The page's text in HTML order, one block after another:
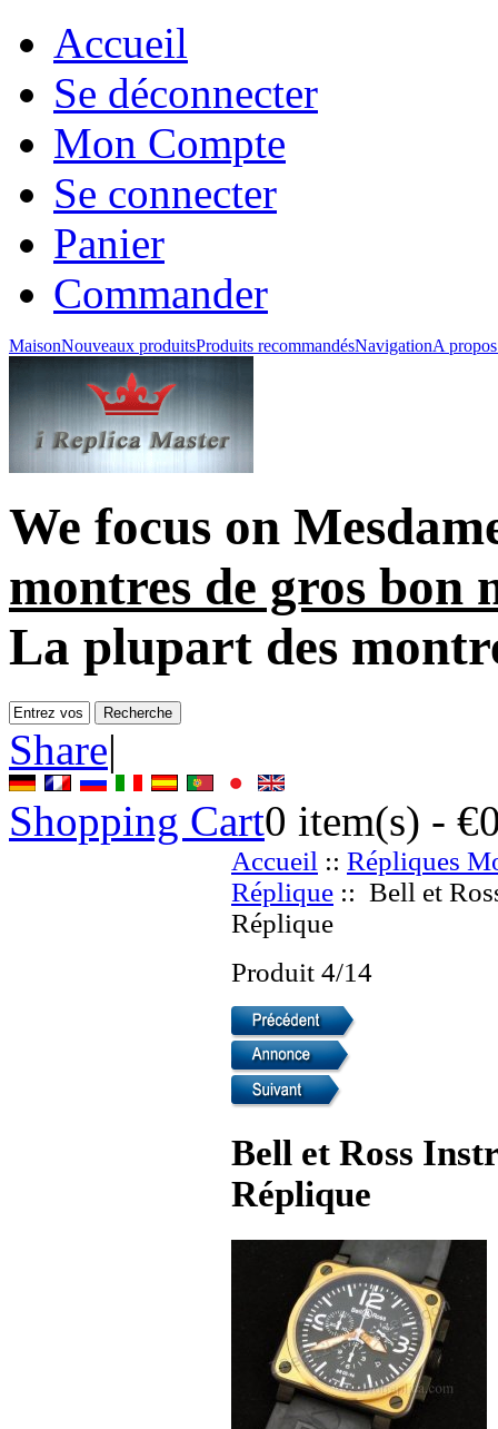
Accueil
Se déconnecter
Mon Compte
Se connecter
Panier
Commander
MaisonNouveaux produitsProduits recommandésNavigationA
We focus on
montres de gros bon
La plupart des
Share|
Shopping Cart0 item(s) -
Accueil :: Répliques
Réplique :: Bell et
Réplique
Produit 4/14
Bell et Ross
Réplique